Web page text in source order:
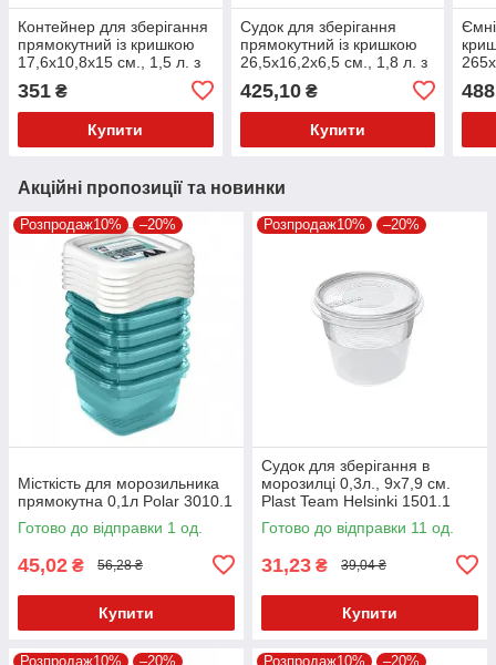
Контейнер для зберігання
прямокутний із кришкою
17,6х10,8х15 см., 1,5 л. з
351 ₴
Купити
Судок для зберігання
прямокутний із кришкою
26,5х16,2х6,5 см., 1,8 л. з
425,10₴
Купити
Акційні пропозиції та новинки
Розпродаж10% –20%
Місткість для морозильника
прямокутна 0,1л Polar 3010.1
Готово до відправки 1 од.
45,02 ₴ 56,28 ₴
Купити
Розпродаж10% –20%
Судок для зберігання в
морозилці 0,3л., 9х7,9 см.
Plast Team Helsinki 1501.1
Готово до відправки 11 од.
31,23 ₴ 39,04 ₴
Купити
Розпродаж10% –20% Розпродаж10% –20%